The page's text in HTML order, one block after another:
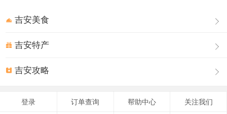
吉安美食
吉安特产
吉安攻略
登录 订单查询 帮助中心 关注我们